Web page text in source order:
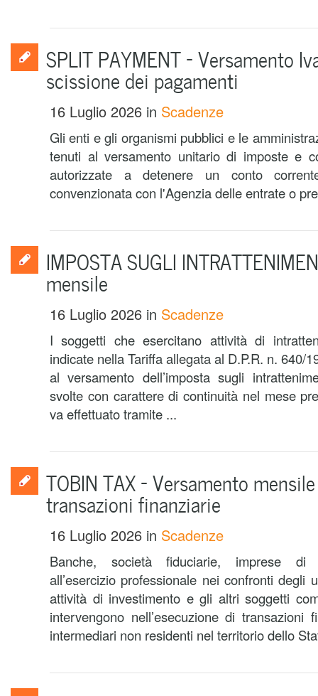
SPLIT PAYMENT – Versamento
scissione dei pagamenti
16 Luglio 2026 in Scadenze
Gli enti e gli organismi pubblici e le
tenuti al versamento unitario di imposte e
autorizzate a detenere un conto
convenzionata con l'Agenzia delle entrate o
IMPOSTA SUGLI
mensile
16 Luglio 2026 in Scadenze
I soggetti che esercitano attività di
indicate nella Tariffa allegata al D.P.R. n. 640/
al versamento dell’imposta sugli
svolte con carattere di continuità nel mese
va effettuato tramite ...
TOBIN TAX – Versamento
transazioni finanziarie
16 Luglio 2026 in Scadenze
Banche, società fiduciarie, imprese di
all’esercizio professionale nei confronti degli
attività di investimento e gli altri soggetti
intervengono nell’esecuzione di transazioni
intermediari non residenti nel territorio dello